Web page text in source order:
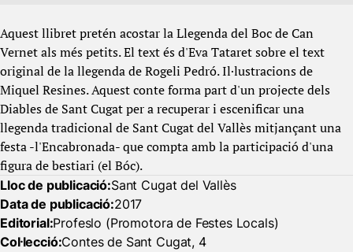
Aquest llibret pretén acostar la Llegenda del Boc de Can
Vernet als més petits. El text és d'Eva Tataret sobre el text
original de la llegenda de Rogeli Pedró. Il·lustracions de
Miquel Resines. Aquest conte forma part d'un projecte dels
Diables de Sant Cugat per a recuperar i escenificar una
llegenda tradicional de Sant Cugat del Vallès mitjançant una
festa -l'Encabronada- que compta amb la participació d'una
figura de bestiari (el Bóc).
Lloc de publicació:Sant Cugat del Vallès
Data de publicació:2017
Editorial:Profeslo (Promotora de Festes Locals)
Col·lecció:Contes de Sant Cugat, 4